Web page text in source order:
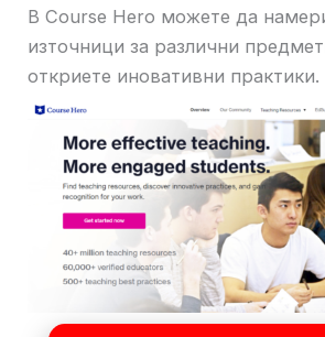
В Course Hero можете да
източници за различни
откриете иновативни практики.